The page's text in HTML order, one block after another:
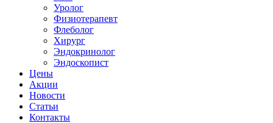
Уролог
Физиотерапевт
Флеболог
Хирург
Эндокринолог
Эндоскопист
Цены
Акции
Новости
Статьи
Контакты